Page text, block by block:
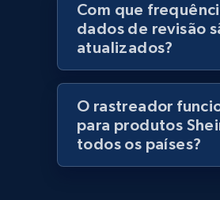
991+ 165+
Lazada - Products - Discover
seller URL
URL, Title, Rating, Reviews, Initial
price, Currency, Stock, and more.
Com que
dados de revisão
atualizados?
O rastreador
para produtos
todos os países?